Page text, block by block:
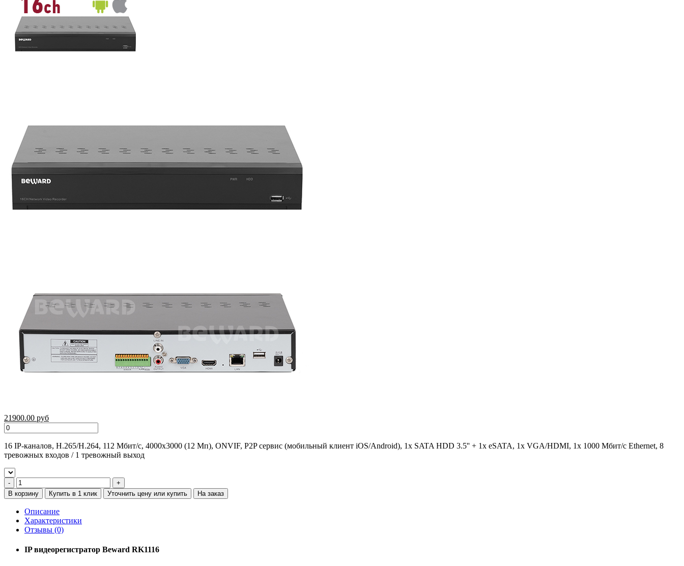
21900.00 руб
16 IP-каналов, H.265/H.264, 112 Мбит/с, 4000х3000 (12 Мп), ONVIF, P2P сервис (мобильный клиент iOS/Android), 1x SATA HDD 3.5'' + 1x eSATA, 1x VGA/HDMI, 1x 1000 Мбит/с Ethernet, 8
тревожных входов / 1 тревожный выход
В корзину Купить в 1 клик Уточнить цену или купить На заказ
Описание
Характеристики
Отзывы (0)
IP видеорегистратор Beward RK1116